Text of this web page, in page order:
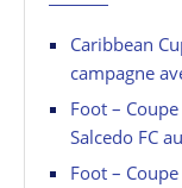
Caribbean
campagne
Foot –
Salcedo FC
Foot –